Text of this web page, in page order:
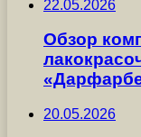
22.05.2026
Обзор
20.05.2026